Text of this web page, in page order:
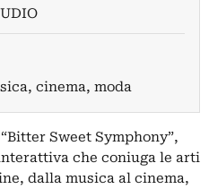
cinema, moda
Sweet Symphony”,
che coniuga le arti
dalla musica al cinema,